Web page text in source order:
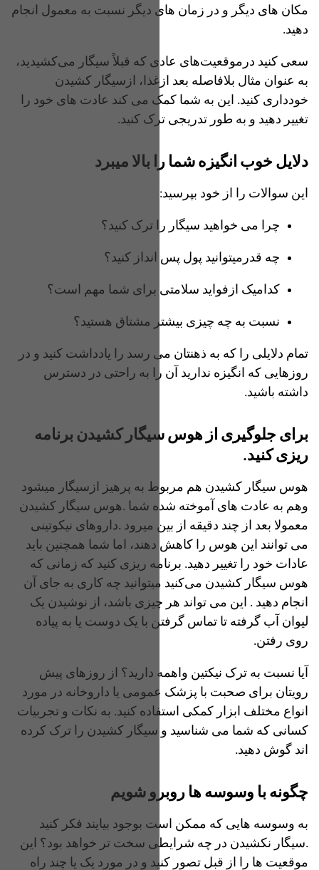
مکان های دیگر و در زمان های دیگر نسبت به معمول انجام
دهید.
سعی کنید درموقعیت‌های عادی که قبلاً سیگار می‌کشیدید،
به عنوان مثال بلافاصله بعد ازغذا، ازسیگار کشیدن
خودداری کنید. این به شما کمک می کند عادت های خود را
تغییر دهید و به طور تدریجی‌ ترک کنید.
دلایل خوب انگیزه شما را بالا میبرد
این سوالات را از خود بپرسید:
چرا می خواهید سیگار را ترک کنید؟
چه قدرمیتوانید پول پس انداز کنید؟
کدامیک ازفواید سلامتی برای شما مهم است؟
نسبت به چه چیزی بیشتر مشتاق هستید؟
تمام دلایلی را که به ذهنتان می رسد را یادداشت کنید و در
روزهایی که انگیزه ندارید آن را به راحتی در دسترس
داشته باشید.
برای جلوگیری از هوس سیگار کشیدن برنامه
ریزی کنید.
هوس سیگار کشیدن هم مربوط به پرهیز ازسیگار میشود
وهم به عادت های آموخته شده شما .هوس سیگار کشیدن
معمولا بعد از چند دقیقه از بین میرود .داروهای نیکوتینی
می توانند این هوس را کاهش دهند، اما شما همچنین باید
عادات خود را تغییر دهید. برنامه ریزی کنید که زمانی‌ که
هوس سیگار کشیدن می‌کنید میتوانید چه کاری به جای آن
انجام دهید . این می تواند هر چیزی باشد، از نوشیدن یک
لیوان آب گرفته تا تماس گرفتن با یک دوست یا به پیاده
روی رفتن.
آیا نسبت به ترک نیکتین واهمه دارید؟ از روزهای پیش
رویتان برای صحبت با پزشک عمومی یا داروخانه در مورد
انواع مختلف ابزار کمکی‌ استفاده کنید. به نکات و تجربیات
کسانی که شما می شناسید و سیگار کشیدن را ترک کرده
اند گوش دهید.
چگونه با وسوسه ها روبرو شویم
به وسوسه هایی که ممکن است بوجود بیایند فکر کنید
.سیگار نکشیدن در چه شرایطی سخت تر خواهد بود؟ این
موقعیت ها را از قبل تصور کنید و در مورد یک یا چند راه